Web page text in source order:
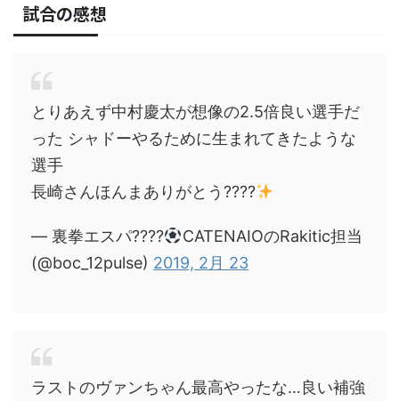
試合の感想
とりあえず中村慶太が想像の2.5倍良い選手だ
った シャドーやるために生まれてきたような
選手
長崎さんほんまありがとう????
— 裏拳エスパ????
CATENAIOのRakitic担当
(@boc_12pulse) 2019, 2月 23
ラストのヴァンちゃん最高やったな…良い補強